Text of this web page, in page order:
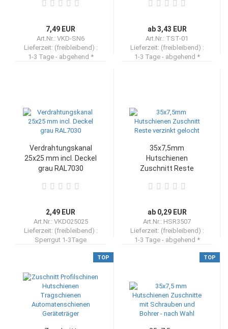
7,49 EUR
Art.Nr.: VKD-SN6
Lieferzeit: (freibleibend) :
1-3 Tage - abgehend *
ab 3,43 EUR
Art.Nr.: TST-01
Lieferzeit: (freibleibend) :
1-3 Tage - abgehend *
Verdrahtungskanal
25x25 mm incl. Deckel
grau RAL7030
2,49 EUR
Art.Nr.: VKD025025
Lieferzeit: (freibleibend) :
Sperrgut 1-3Tage
35x7,5mm
Hutschienen
Zuschnitt Reste
ab 0,29 EUR
Art.Nr.: HSR3507
Lieferzeit: (freibleibend) :
1-3 Tage - abgehend *
TOP TOP